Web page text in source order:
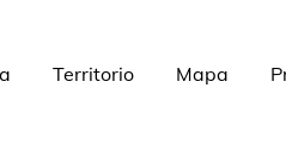
Territorio Mapa